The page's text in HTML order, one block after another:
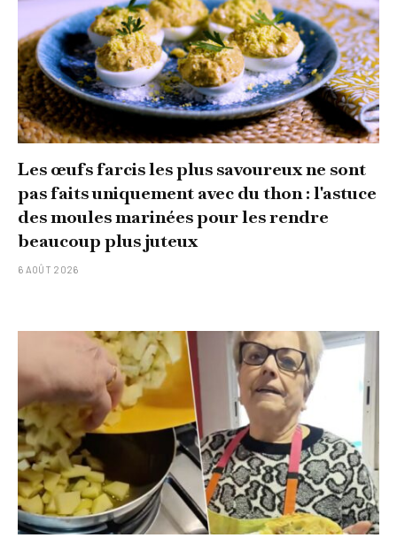
Les œufs farcis les plus savoureux ne sont
pas faits uniquement avec du thon : l'astuce
des moules marinées pour les rendre
beaucoup plus juteux
6 AOÛT 2026